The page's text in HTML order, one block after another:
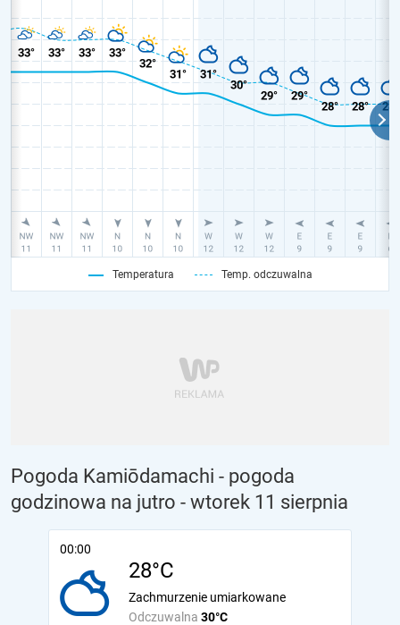
Temperatura Temp. odczuwalna
Pogoda Kamiōdamachi - pogoda
godzinowa na jutro - wtorek 11 sierpnia
00:00
28°C
Odczuwalna 30°C
Zachmurzenie umiarkowane